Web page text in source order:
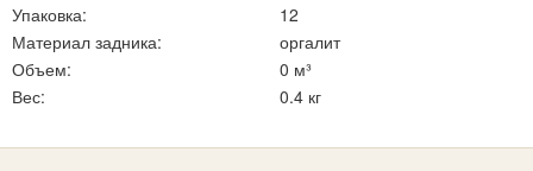
Упаковка:
12
Материал задника:
оргалит
Объем:
0 м³
Вес:
0.4 кг